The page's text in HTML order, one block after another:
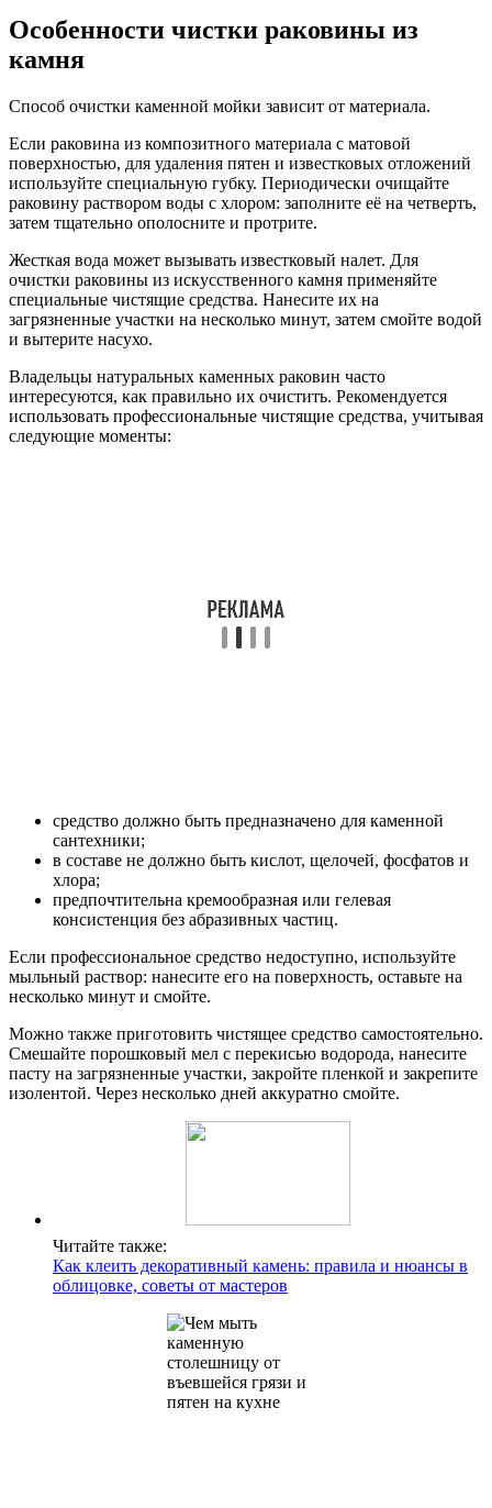
Особенности чистки раковины из
камня
Способ очистки каменной мойки зависит от материала.
Если раковина из композитного материала с матовой
поверхностью, для удаления пятен и известковых отложений
используйте специальную губку. Периодически очищайте
раковину раствором воды с хлором: заполните её на четверть,
затем тщательно ополосните и протрите.
Жесткая вода может вызывать известковый налет. Для
очистки раковины из искусственного камня применяйте
специальные чистящие средства. Нанесите их на
загрязненные участки на несколько минут, затем смойте водой
и вытерите насухо.
Владельцы натуральных каменных раковин часто
интересуются, как правильно их очистить. Рекомендуется
использовать профессиональные чистящие средства, учитывая
следующие моменты:
средство должно быть предназначено для каменной
сантехники;
в составе не должно быть кислот, щелочей, фосфатов и
хлора;
предпочтительна кремообразная или гелевая
консистенция без абразивных частиц.
Если профессиональное средство недоступно, используйте
мыльный раствор: нанесите его на поверхность, оставьте на
несколько минут и смойте.
Можно также приготовить чистящее средство самостоятельно.
Смешайте порошковый мел с перекисью водорода, нанесите
пасту на загрязненные участки, закройте пленкой и закрепите
изолентой. Через несколько дней аккуратно смойте.
Читайте также:
Как клеить декоративный камень: правила и нюансы в
облицовке, советы от мастеров